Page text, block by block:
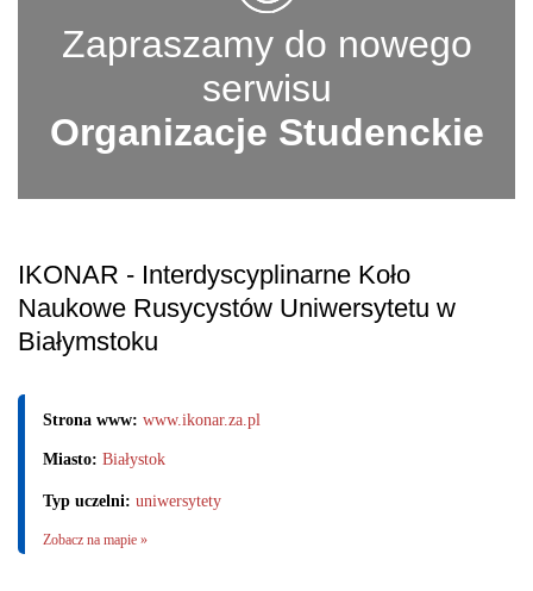
Zapraszamy do nowego
serwisu
Organizacje Studenckie
IKONAR - Interdyscyplinarne Koło
Naukowe Rusycystów Uniwersytetu w
Białymstoku
Strona www: www.ikonar.za.pl
Miasto: Białystok
Typ uczelni: uniwersytety
Zobacz na mapie »